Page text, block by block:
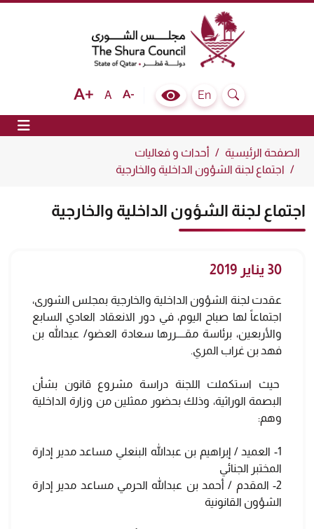
The Shura Council State of Qatar
Search
En
Colour Contrast Selector
Text size bigger
AText size normal
Text size smaller
الصفحة الرئيسية
أحداث و فعاليات
اجتماع لجنة الشؤون الداخلية والخارجية
اجتماع لجنة الشؤون الداخلية والخارجية
30 يناير 2019
عقدت لجنة الشؤون الداخلية والخارجية بمجلس الشورى،
اجتماعاً لها صباح اليوم، في دور الانعقاد العادي السابع
والأربعين، برئاسة مقــــررها سعادة العضو/ عبدالله بن
فهد بن غراب المري.
حيث استكملت اللجنة دراسة مشروع قانون بشأن
البصمة الوراثية، وذلك بحضور ممثلين من وزارة الداخلية
وهم:
1- العميد / إبراهيم بن عبدالله البنعلي مساعد مدير إدارة
المختبر الجنائي
2- المقدم / أحمد بن عبدالله الحرمي مساعد مدير إدارة
الشؤون القانونية